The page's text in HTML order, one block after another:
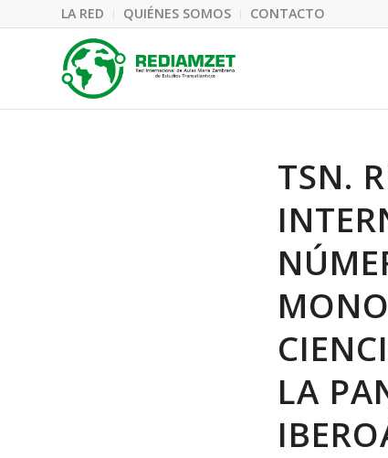
LA RED QUIÉNES SOMOS CONTACTO
TSN.
LA